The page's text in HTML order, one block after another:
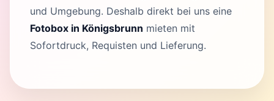
und Umgebung. Deshalb direkt bei uns eine
Fotobox in Königsbrunn mieten mit
Sofortdruck, Requisten und Lieferung.